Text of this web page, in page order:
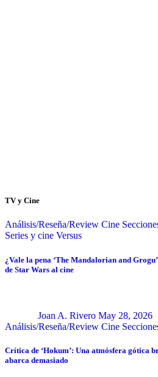
TV y Cine
Análisis/Reseña/Review Cine
Series y cine Versus
¿Vale la pena ‘The Mandalorian and
de Star Wars al cine
Joan A. Rivero May 28, 2026
Análisis/Reseña/Review Cine
Crítica de ‘Hokum’: Una atmósfera gótica
abarca demasiado